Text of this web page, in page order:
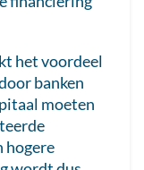
het voordeel
banken
moeten
hogere